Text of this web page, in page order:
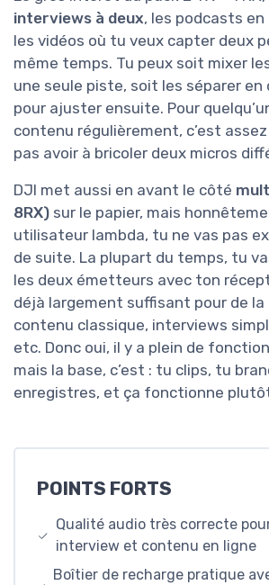
interviews à deux, les podcasts
les vidéos où tu veux capter deux
même temps. Tu peux soit mixer
une seule piste, soit les séparer en
pour ajuster ensuite. Pour
contenu régulièrement, c’est
pas avoir à bricoler deux micros
DJI met aussi en avant le côté
8RX) sur le papier, mais
utilisateur lambda, tu ne vas pas
de suite. La plupart du temps, tu
les deux émetteurs avec ton
déjà largement suffisant pour de la
contenu classique, interviews
etc. Donc oui, il y a plein de
mais la base, c’est : tu clips, tu
enregistres, et ça fonctionne
POINTS FORTS
Qualité audio très correcte
interview et contenu en ligne
Boîtier de recharge pratique